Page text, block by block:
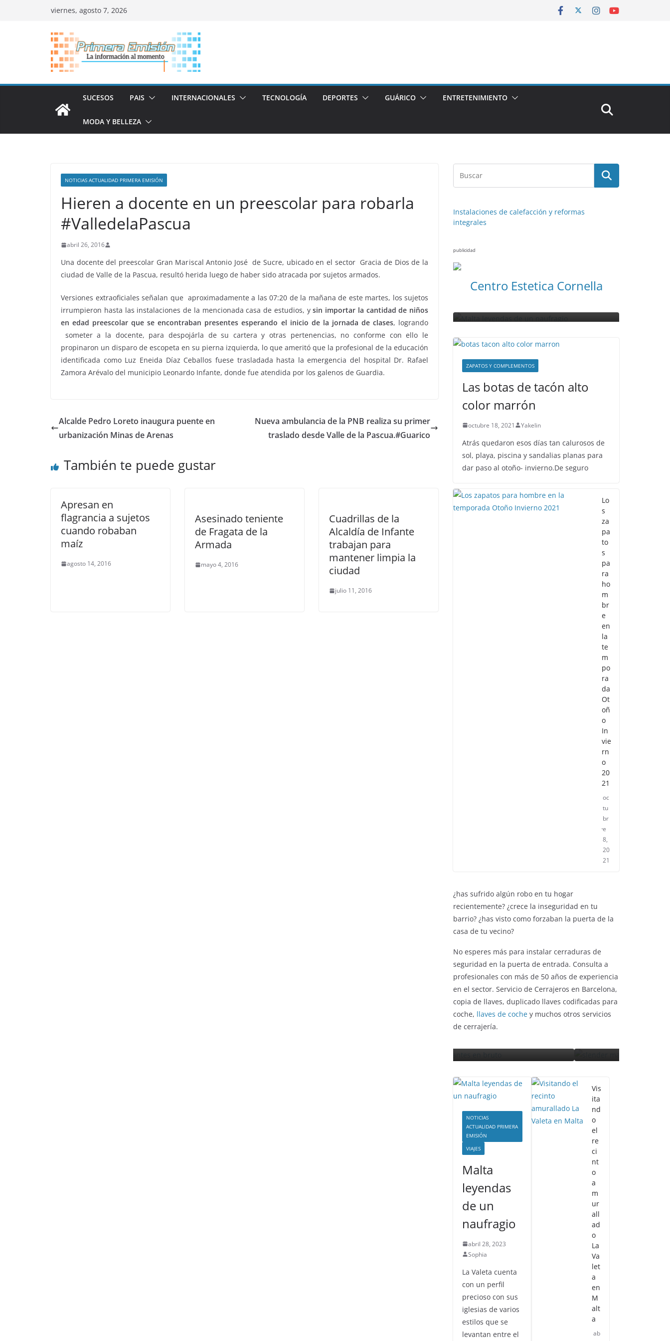
viernes, agosto 7, 2026
SUCESOS PAIS INTERNACIONALES TECNOLOGÍA DEPORTES GUÁRICO ENTRETENIMIENTO
MODA Y BELLEZA
NOTICIAS ACTUALIDAD PRIMERA EMISIÓN
Hieren a docente en un preescolar para robarla
#ValledelaPascua
abril 26, 2016
Una docente del preescolar Gran Mariscal Antonio José de Sucre, ubicado en el sector Gracia de Dios de la
ciudad de Valle de la Pascua, resultó herida luego de haber sido atracada por sujetos armados.
Versiones extraoficiales señalan que aproximadamente a las 07:20 de la mañana de este martes, los sujetos
irrumpieron hasta las instalaciones de la mencionada casa de estudios, ysin importar la cantidad de niños
en edad preescolar que se encontraban presentes esperando el inicio de la jornada de clases, logrando
someter a la docente, para despojárla de su cartera y otras pertenencias, no conforme con ello le
propinaron un disparo de escopeta en su pierna izquierda, lo que ameritó que la profesional de la educación
identificada como Luz Eneida Díaz Ceballos fuese trasladada hasta la emergencia del hospital Dr. Rafael
Zamora Arévalo del municipio Leonardo Infante, donde fue atendida por los galenos de Guardia.
Alcalde Pedro Loreto inaugura puente en
urbanización Minas de Arenas
Nueva ambulancia de la PNB realiza su primer
traslado desde Valle de la Pascua.#Guarico
También te puede gustar
Apresan en
flagrancia a sujetos
cuando robaban
maíz
agosto 14, 2016
Asesinado teniente
de Fragata de la
Armada
mayo 4, 2016
Cuadrillas de la
Alcaldía de Infante
trabajan para
mantener limpia la
ciudad
julio 11, 2016
Instalaciones de calefacción y reformas
integrales
publicidad
Centro Estetica Cornella
Ibiza las mejores
enero 11, 2023 Sophia
NOTICIAS ACTUALIDAD PRIMERA EMISIÓN
naufragio
ZAPATOS Y COMPLEMENTOS
Las botas de tacón alto
color marrón
octubre 18, 2021 Yakelin
Atrás quedaron esos días tan calurosos de
sol, playa, piscina y sandalias planas para
dar paso al otoño- invierno.De seguro
Lo
s
za
pa
to
s
pa
ra
ho
m
br
e
en
la
te
m
po
ra
da
Ot
oñ
o
In
vie
rn
o
20
21
oc
tu
br
e
8,
20
21
¿has sufrido algún robo en tu hogar
recientemente? ¿crece la inseguridad en tu
barrio? ¿has visto como forzaban la puerta de la
casa de tu vecino?
No esperes más para instalar cerraduras de
seguridad en la puerta de entrada. Consulta a
profesionales con más de 50 años de experiencia
en el sector. Servicio de Cerrajeros en Barcelona,
copia de llaves, duplicado llaves codificadas para
coche, llaves de coche y muchos otros servicios
de cerrajería.
Libros verdaderas joyas
ENTRETENIMIENTO Y CURIOSIDADES
LIBROS CINE Y TV
Slender Man llega al cine
y te mostramos todos los
detalles
enero 3, 2018 Grecia Cortez
NOTICIAS
ACTUALIDAD PRIMERA
EMISIÓN
VIAJES
Malta
leyendas
de un
naufragio
abril 28, 2023
Sophia
La Valeta cuenta
con un perfil
precioso con sus
iglesias de varios
estilos que se
levantan entre el
Vis
ita
nd
o
el
re
ci
nt
o
a
m
ur
all
ad
o
La
Va
let
a
en
M
alt
a
ab